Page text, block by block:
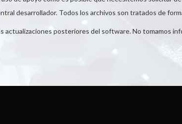
desarrollador. Todos los archivos son tratados de
actualizaciones posteriores del software. No tomamos